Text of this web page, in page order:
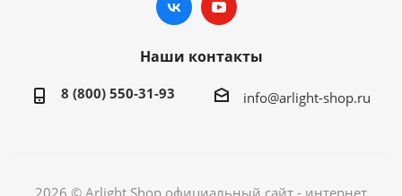
Наши контакты
8 (800) 550-31-93 info@arlight-shop.ru
2026 © Arlight Shop официальный сайт - интернет